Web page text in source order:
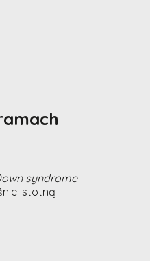
syndrome
istotną